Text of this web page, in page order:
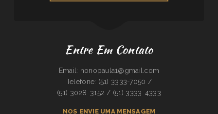
Entre Em Contato
Email: nonopaula1@gmail.com
Telefone: (51) 3333-7050 /
(51) 3028-3152 / (51) 3333-4333
NOS ENVIE UMA MENSAGEM